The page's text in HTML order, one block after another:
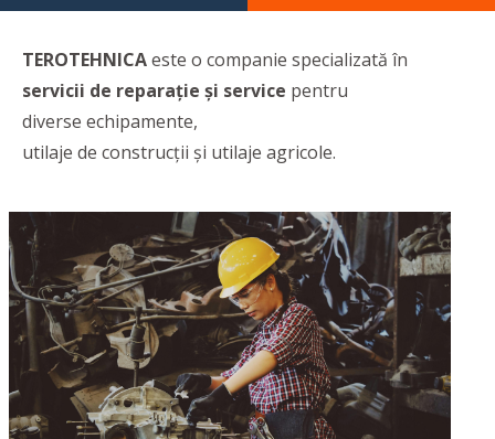
TEROTEHNICAeste o companie specializată în
servicii de reparație și service pentru
diverse echipamente,
utilaje de construcții și utilaje agricole.